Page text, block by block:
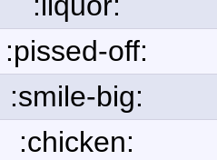
:pissed-off:
:smile-big:
:chicken: